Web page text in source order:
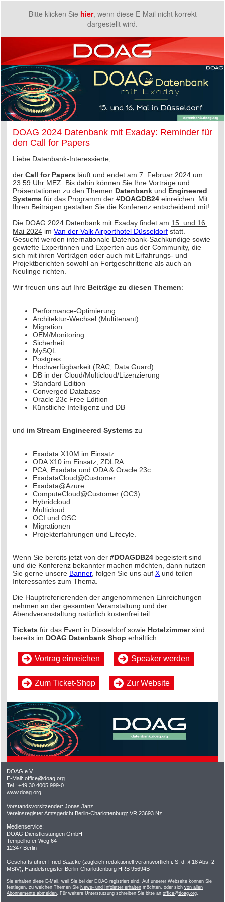
Bitte klicken Sie hier, wenn diese E-Mail nicht korrekt
dargestellt wird.
DOAG 2024 Datenbank mit Exaday: Reminder für
den Call for Papers
Liebe Datenbank-Interessierte,
der Call for Papers läuft und endet am 7. Februar 2024 um
23:59 Uhr MEZ . Bis dahin können Sie Ihre Vorträge und
Präsentationen zu den Themen Datenbank und Engineered
Systems für das Programm der #DOAGDB24 einreichen. Mit
Ihren Beiträgen gestalten Sie die Konferenz entscheidend mit!
Die DOAG 2024 Datenbank mit Exaday findet am 15. und 16.
Mai 2024 im Van der Valk Airporthotel Düsseldorf statt.
Gesucht werden internationale Datenbank-Sachkundige sowie
gewiefte Expertinnen und Experten aus der Community, die
sich mit ihren Vorträgen oder auch mit Erfahrungs- und
Projektberichten sowohl an Fortgeschrittene als auch an
Neulinge richten.
Wir freuen uns auf Ihre Beiträge zu diesen Themen:
Performance-Optimierung
Architektur-Wechsel (Multitenant)
Migration
OEM/Monitoring
Sicherheit
MySQL
Postgres
Hochverfügbarkeit (RAC, Data Guard)
DB in der Cloud/Multicloud/Lizenzierung
Standard Edition
Converged Database
Oracle 23c Free Edition
Künstliche Intelligenz und DB
und im Stream Engineered Systems zu
Exadata X10M im Einsatz
ODA X10 im Einsatz, ZDLRA
PCA, Exadata und ODA & Oracle 23c
ExadataCloud@Customer
Exadata@Azure
ComputeCloud@Customer (OC3)
Hybridcloud
Multicloud
OCI und OSC
Migrationen
Projekterfahrungen und Lifecyle.
Wenn Sie bereits jetzt von der #DOAGDB24 begeistert sind
und die Konferenz bekannter machen möchten, dann nutzen
Sie gerne unsere Banner, folgen Sie uns auf X und teilen
Interessantes zum Thema.
Die Hauptreferierenden der angenommenen Einreichungen
nehmen an der gesamten Veranstaltung und der
Abendveranstaltung natürlich kostenfrei teil.
Tickets für das Event in Düsseldorf sowie Hotelzimmersind
bereits im DOAG Datenbank Shop erhältlich.
Vortrag einreichen Speaker werden
Zum Ticket-Shop Zur Website
DOAG e.V.
E-Mail: office@doag.org
Tel.: +49 30 4005 999-0
www.doag.org
Vorstandsvorsitzender: Jonas Janz
Vereinsregister Amtsgericht Berlin-Charlottenburg: VR 23693 Nz
Medienservice:
DOAG Dienstleistungen GmbH
Tempelhofer Weg 64
12347 Berlin
Geschäftsführer Fried Saacke (zugleich redaktionell verantwortlich i. S. d. § 18 Abs. 2
MStV), Handelsregister Berlin-Charlottenburg HRB 95694B
Sie erhalten diese E-Mail, weil Sie bei der DOAG registriert sind. Auf unserer Webseite können Sie
festlegen, zu welchen Themen Sie News- und Infoletter erhalten möchten, oder sich von allen
Abonnements abmelden. Für weitere Unterstützung schreiben Sie bitte an office@doag.org.